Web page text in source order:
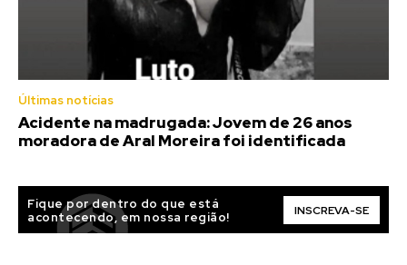
Últimas notícias
Acidente na madrugada: Jovem de 26 anos
moradora de Aral Moreira foi identificada
Fique por dentro do que está
acontecendo, em nossa região!
INSCREVA-SE